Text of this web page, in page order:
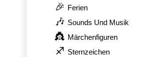
🎉 Ferien
🎶 Sounds Und Musik
👸 Märchenfiguren
♐ Sternzeichen